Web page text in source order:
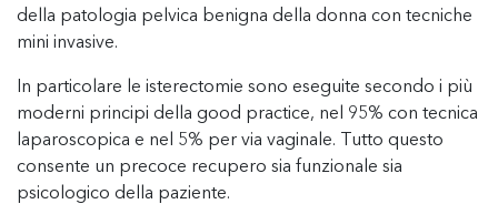
della patologia pelvica benigna della donna con tecniche
mini invasive.
In particolare le isterectomie sono eseguite secondo i più
moderni principi della good practice, nel 95% con tecnica
laparoscopica e nel 5% per via vaginale. Tutto questo
consente un precoce recupero sia funzionale sia
psicologico della paziente.